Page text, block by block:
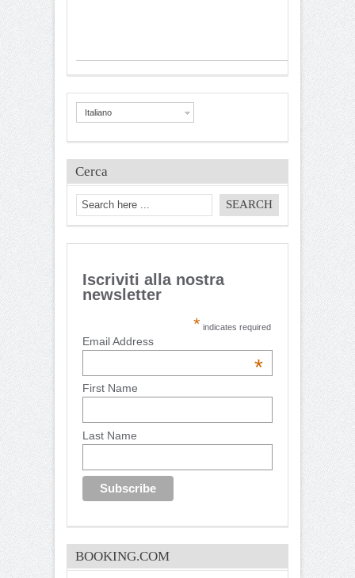
Italiano
Cerca
Iscriviti alla nostra
newsletter
* indicates required
Email Address
*
First Name
Last Name
BOOKING.COM